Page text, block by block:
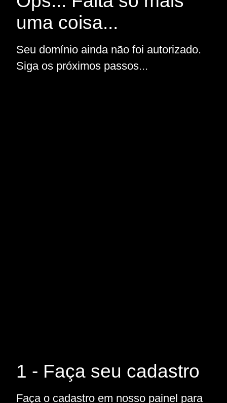
uma coisa...
Seu domínio ainda não foi autorizado.
Siga os próximos passos...
1 - Faça seu cadastro
Faça o cadastro em nosso painel para